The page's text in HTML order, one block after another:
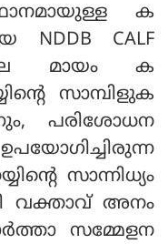
ക
NDDB CALF
മായം ക
സാമ്പിളുക
പരിശോധന
സാന്നിധ്യം
വക്താവ് അനം
സമ്മേളന